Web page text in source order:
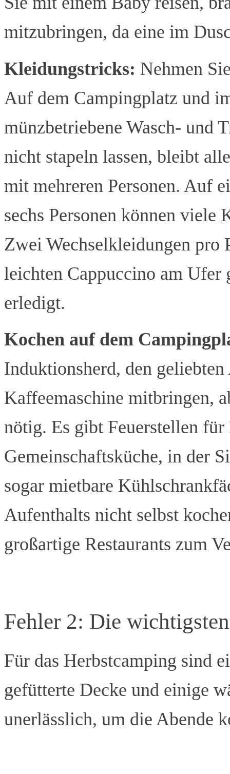
mitzubringen, da eine im
Kleidungstricks: Nehmen
Auf dem Campingplatz und
münzbetriebene Wasch- und
nicht stapeln lassen, bleibt
mit mehreren Personen. Auf
sechs Personen können viele
Zwei Wechselkleidungen pro
leichten Cappuccino am Ufer
erledigt.
Kochen auf dem
Induktionsherd, den
Kaffeemaschine mitbringen,
nötig. Es gibt Feuerstellen
Gemeinschaftsküche, in der
sogar mietbare
Aufenthalts nicht selbst
großartige Restaurants zum
Fehler 2: Die
Für das Herbstcamping sind
gefütterte Decke und einige
unerlässlich, um die Abende